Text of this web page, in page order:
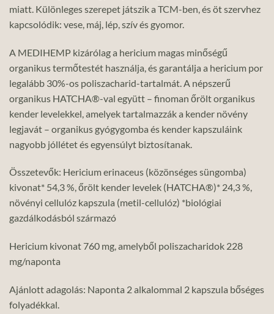
miatt. Különleges szerepet játszik a TCM-ben, és öt szervhez
kapcsolódik: vese, máj, lép, szív és gyomor.
A MEDIHEMP kizárólag a hericium magas minőségű
organikus termőtestét használja, és garantálja a hericium por
legalább 30%-os poliszacharid-tartalmát. A népszerű
organikus HATCHA®-val együtt – finoman őrölt organikus
kender levelekkel, amelyek tartalmazzák a kender növény
legjavát – organikus gyógygomba és kender kapszuláink
nagyobb jóllétet és egyensúlyt biztosítanak.
Összetevők: Hericium erinaceus (közönséges süngomba)
kivonat* 54,3 %, őrölt kender levelek (HATCHA®)* 24,3 %,
növényi cellulóz kapszula (metil-cellulóz) *biológiai
gazdálkodásból származó
Hericium kivonat 760 mg, amelyből poliszacharidok 228
mg/naponta
Ajánlott adagolás: Naponta 2 alkalommal 2 kapszula bőséges
folyadékkal.